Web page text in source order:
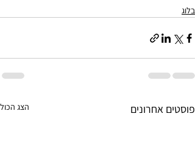
בלוג
פוסטים אחרונים הצג הכול